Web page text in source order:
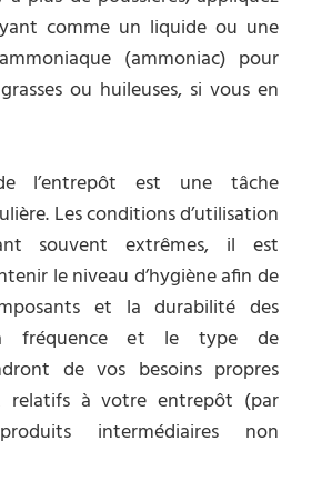
comme un liquide ou une
(ammoniac) pour
ou huileuses, si vous en
l’entrepôt est une tâche
Les conditions d’utilisation
souvent extrêmes, il est
le niveau d’hygiène afin de
et la durabilité des
fréquence et le type de
de vos besoins propres
relatifs à votre entrepôt (par
intermédiaires non